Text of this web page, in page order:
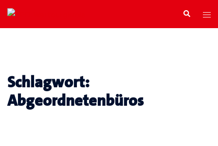
Zum
Inhalt
springen
Search
Schlagwort:
Abgeordnetenbüros